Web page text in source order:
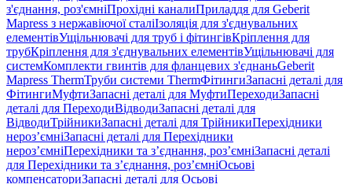
з'єднання, роз'ємніПрохідні каналиПриладдя для Geberit
Mapress з нержавіючої сталіІзоляція для з'єднувальних
елементівУщільнювачі для труб і фітингівКріплення для
трубКріплення для з'єднувальних елементівУщільнювачі для
системКомплекти гвинтів для фланцевих з'єднаньGeberit
Mapress ThermТруби системи ThermФітингиЗапасні деталі для
ФітингиМуфтиЗапасні деталі для МуфтиПереходиЗапасні
деталі для ПереходиВідводиЗапасні деталі для
ВідводиТрійникиЗапасні деталі для ТрійникиПерехідники
нероз’ємніЗапасні деталі для Перехідники
нероз’ємніПерехідники та з’єднання, роз’ємніЗапасні деталі
для Перехідники та з’єднання, роз’ємніОсьові
компенсаториЗапасні деталі для Осьові